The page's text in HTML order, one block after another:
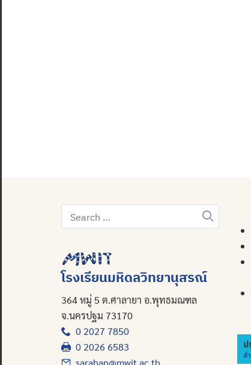
Search
for:
โรงเรียนมหิดลวิทยานุสรณ์
364 หมู่ 5 ต.ศาลายา อ.พุทธมณฑล
จ.นครปฐม 73170
0 2027 7850
0 2026 6583